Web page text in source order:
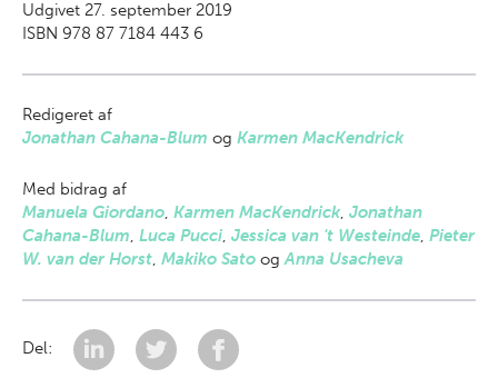
Udgivet 27. september 2019
ISBN 978 87 7184 443 6
Redigeret af
Jonathan Cahana-Blum og Karmen MacKendrick
Med bidrag af
Manuela Giordano, Karmen MacKendrick, Jonathan
Cahana-Blum, Luca Pucci, Jessica van 't Westeinde, Pieter
W. van der Horst, Makiko Sato ogAnna Usacheva
Del: